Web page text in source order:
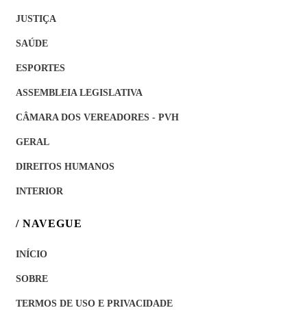
JUSTIÇA
SAÚDE
ESPORTES
ASSEMBLEIA LEGISLATIVA
CÂMARA DOS VEREADORES - PVH
GERAL
DIREITOS HUMANOS
INTERIOR
/ NAVEGUE
INÍCIO
SOBRE
TERMOS DE USO E PRIVACIDADE